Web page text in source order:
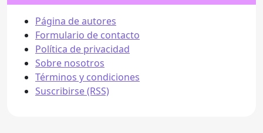
Página de autores
Formulario de contacto
Política de privacidad
Sobre nosotros
Términos y condiciones
Suscribirse (RSS)